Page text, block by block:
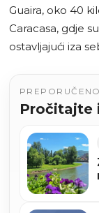
Guaira, oko 40
Caracasa, gdje
ostavljajući iza
PREPORUČENO
Pročitajte